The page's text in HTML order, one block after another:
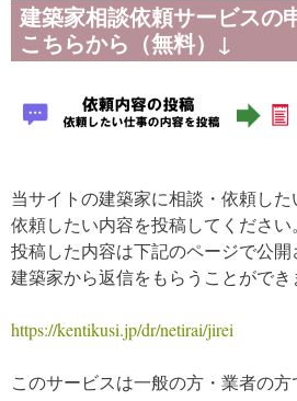
建築家相談依頼サービスの
こちらから（無料）↓
当サイトの建築家に相談・依頼した
依頼したい内容を投稿してください。
投稿した内容は下記のページで公
建築家から返信をもらうことができ
https://kentikusi.jp/dr/netirai/jirei
このサービスは一般の方・業者の